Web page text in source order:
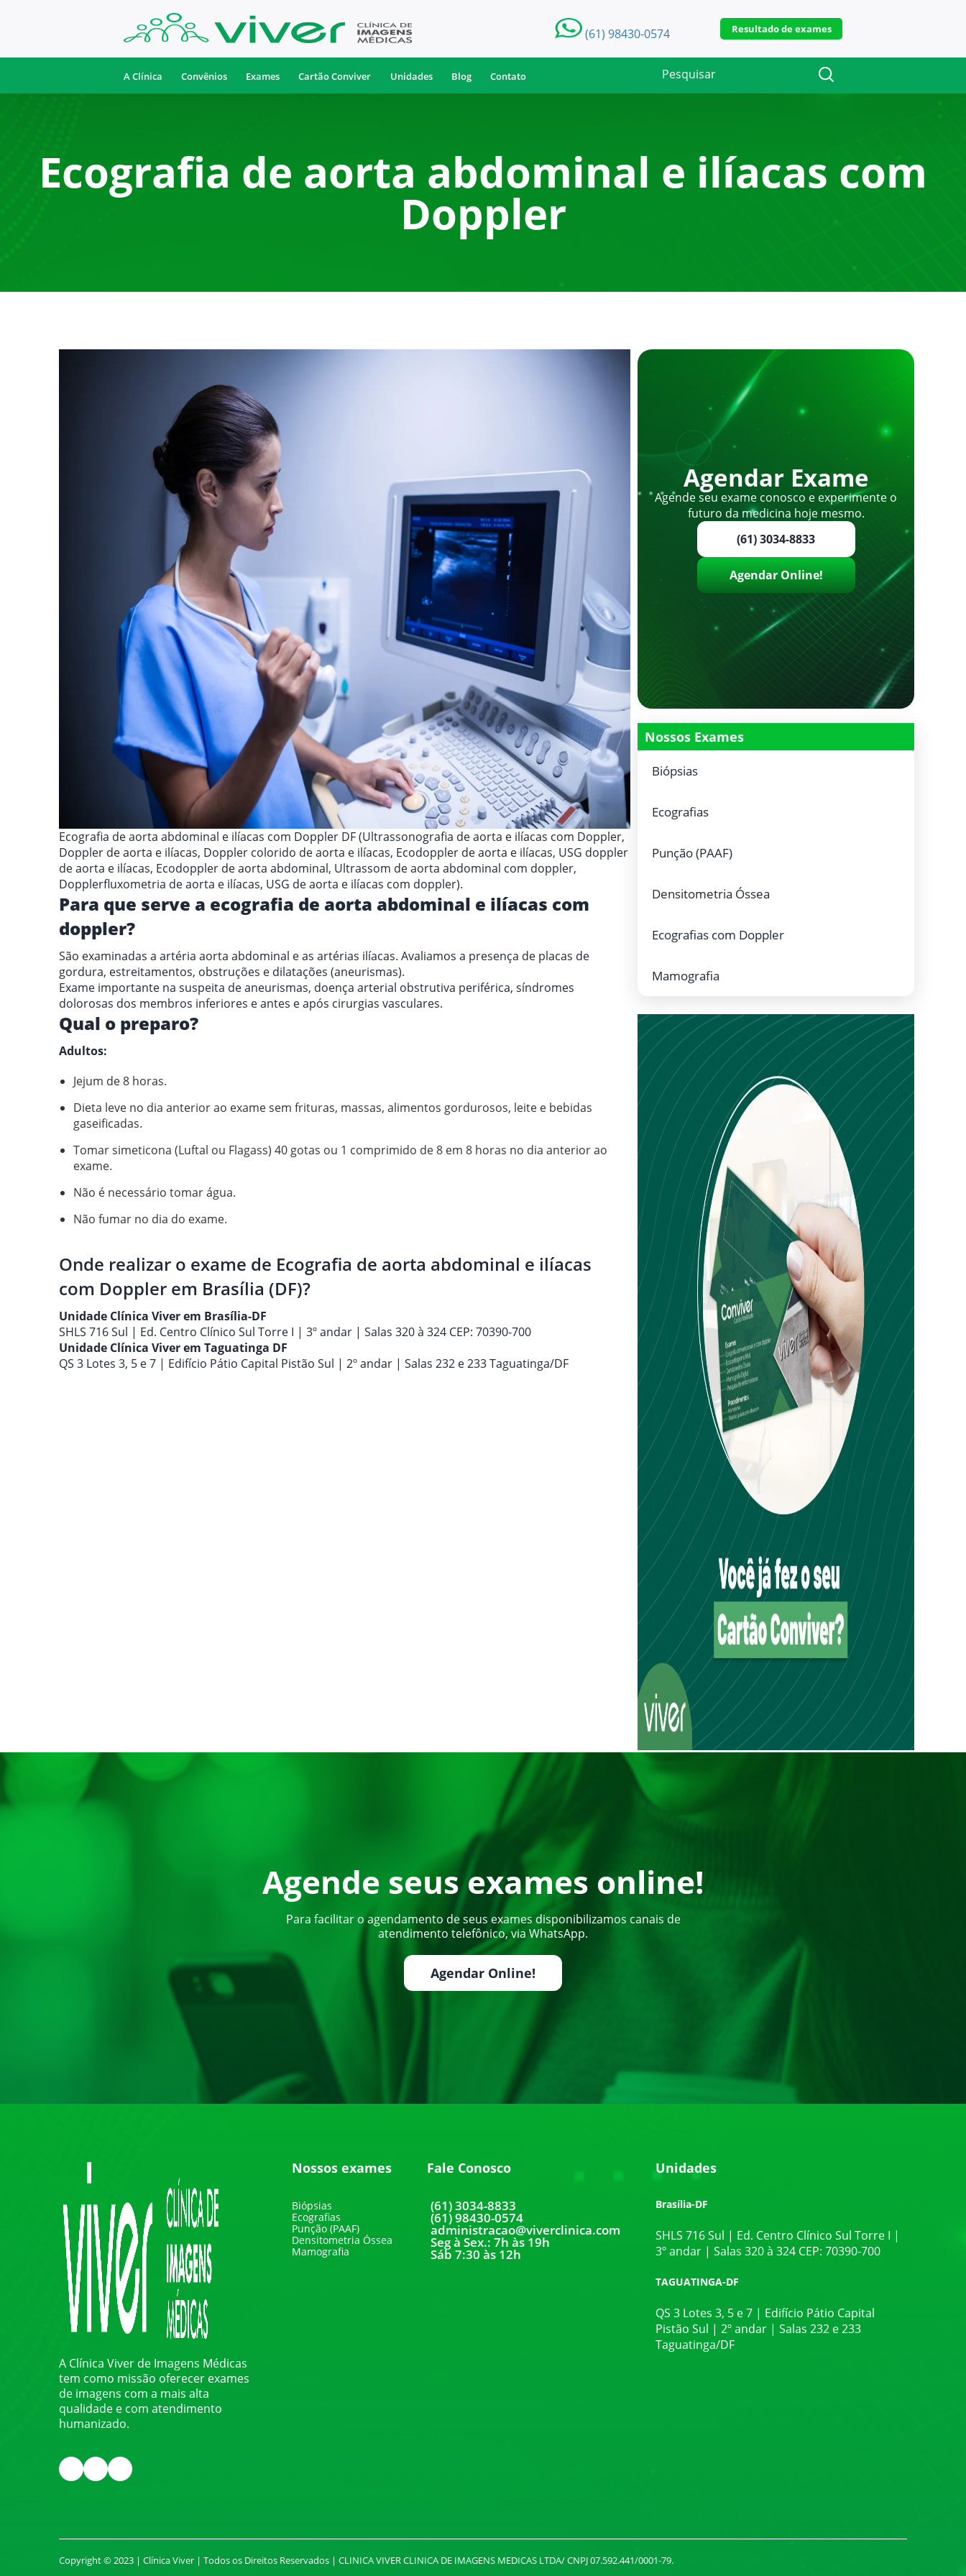
(61) 98430-0574 Resultado de exames
A Clínica Convênios Exames Cartão Conviver Unidades Blog Contato
Ecografia de aorta abdominal e ilíacas com
Doppler
Ecografia de aorta abdominal e ilíacas com Doppler DF (Ultrassonografia de aorta e ilíacas com Doppler,
Doppler de aorta e ilíacas, Doppler colorido de aorta e ilíacas, Ecodoppler de aorta e ilíacas, USG doppler
de aorta e ilíacas, Ecodoppler de aorta abdominal, Ultrassom de aorta abdominal com doppler,
Dopplerfluxometria de aorta e ilíacas, USG de aorta e ilíacas com doppler).
Para que serve a ecografia de aorta abdominal e ilíacas com
doppler?
São examinadas a artéria aorta abdominal e as artérias ilíacas. Avaliamos a presença de placas de
gordura, estreitamentos, obstruções e dilatações (aneurismas).
Exame importante na suspeita de aneurismas, doença arterial obstrutiva periférica, síndromes
dolorosas dos membros inferiores e antes e após cirurgias vasculares.
Qual o preparo?
Adultos:
Jejum de 8 horas.
Dieta leve no dia anterior ao exame sem frituras, massas, alimentos gordurosos, leite e bebidas
gaseificadas.
Tomar simeticona (Luftal ou Flagass) 40 gotas ou 1 comprimido de 8 em 8 horas no dia anterior ao
exame.
Não é necessário tomar água.
Não fumar no dia do exame.
Onde realizar o exame de Ecografia de aorta abdominal e ilíacas
com Doppler em Brasília (DF)?
Unidade Clínica Viver em Brasília-DF
SHLS 716 Sul | Ed. Centro Clínico Sul Torre I | 3º andar | Salas 320 à 324 CEP: 70390-700
Unidade Clínica Viver em Taguatinga DF
QS 3 Lotes 3, 5 e 7 | Edifício Pátio Capital Pistão Sul | 2º andar | Salas 232 e 233 Taguatinga/DF
Agendar Exame
Agende seu exame conosco e experimente o
futuro da medicina hoje mesmo.
(61) 3034-8833
Agendar Online!
Nossos Exames
Biópsias
Ecografias
Punção (PAAF)
Densitometria Óssea
Ecografias com Doppler
Mamografia
Agende seus exames online!
Para facilitar o agendamento de seus exames disponibilizamos canais de
atendimento telefônico, via WhatsApp.
Agendar Online!
A Clínica Viver de Imagens Médicas
tem como missão oferecer exames
de imagens com a mais alta
qualidade e com atendimento
humanizado.
Nossos exames
Biópsias
Ecografias
Punção (PAAF)
Densitometria Óssea
Mamografia
Fale Conosco
(61) 3034-8833
(61) 98430-0574
administracao@viverclinica.com
Seg à Sex.: 7h às 19h
Sáb 7:30 às 12h
Unidades
Brasília-DF
SHLS 716 Sul | Ed. Centro Clínico Sul Torre I |
3º andar | Salas 320 à 324 CEP: 70390-700
TAGUATINGA-DF
QS 3 Lotes 3, 5 e 7 | Edifício Pátio Capital
Pistão Sul | 2º andar | Salas 232 e 233
Taguatinga/DF
Copyright © 2023 | Clínica Viver | Todos os Direitos Reservados | CLINICA VIVER CLINICA DE IMAGENS MEDICAS LTDA/ CNPJ 07.592.441/0001-79.